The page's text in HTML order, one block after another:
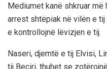
Mediumet kanë shkruar
arrest shtëpiak në vilën e
e kontrollojnë lëvizjen e tij.
Naseri, djemtë e tij Elvisi,
tij Beçiri, thuhet se